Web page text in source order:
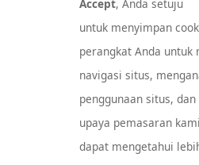
Pusat Layanan Konsumen
Accept, Anda setuju
untuk menyimpan
perangkat Anda untuk
navigasi situs,
penggunaan situs,
upaya pemasaran
dapat mengetahui